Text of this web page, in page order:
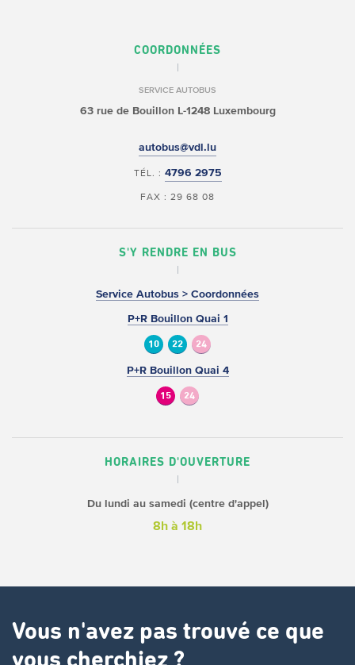
COORDONNÉES
SERVICE AUTOBUS
63 rue de BouillonL-1248 Luxembourg
autobus@vdl.lu
TÉL. : 4796 2975
FAX : 29 68 08
S'Y RENDRE EN BUS
Service Autobus > Coordonnées
P+R Bouillon Quai 1
10 22 24
P+R Bouillon Quai 4
15 24
HORAIRES D'OUVERTURE
Du lundi au samedi (centre d'appel)
8h à 18h
Vous n'avez pas trouvé ce que